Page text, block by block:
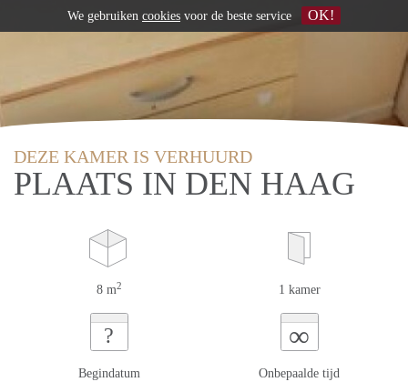
DEZE KAMER IS VERHUURD
PLAATS IN DEN HAAG
8 m2 1 kamer
?
Begindatum
∞
Onbepaalde tijd
We gebruiken cookies voor de beste service OK!